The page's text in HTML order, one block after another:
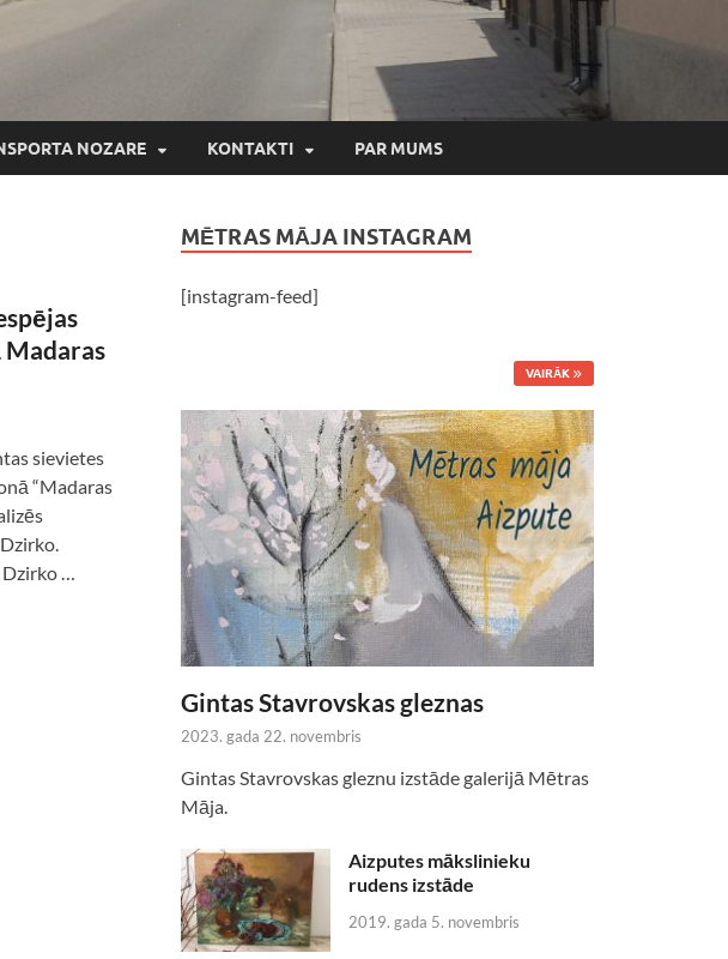
NOZARE KONTAKTI PAR MUMS
Madaras
sievietes
“Madaras
…
MĒTRAS MĀJA INSTAGRAM
[instagram-feed]
VAIRĀK
Gintas Stavrovskas gleznas
2023. gada 22. novembris
Gintas Stavrovskas gleznu izstāde galerijā Mētras
Māja.
Aizputes mākslinieku
rudens izstāde
2019. gada 5. novembris